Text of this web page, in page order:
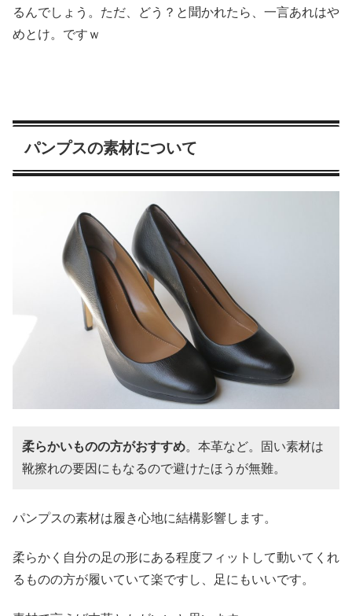
るんでしょう。ただ、どう？と聞かれたら、一言あれはや
めとけ。ですｗ
パンプスの素材について
柔らかいものの方がおすすめ。本革など。固い素材は
靴擦れの要因にもなるので避けたほうが無難。
パンプスの素材は履き心地に結構影響します。
柔らかく自分の足の形にある程度フィットして動いてくれ
るものの方が履いていて楽ですし、足にもいいです。